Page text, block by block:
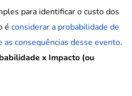
para identificar o custo dos
é considerar a probabilidade de
consequências desse evento.
x Impacto (ou